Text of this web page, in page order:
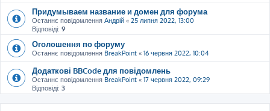
Придумываем название и домен для форума
Останнє повідомлення Андрій « 25 липня 2022, 13:00
Відповіді: 9
Оголошення по форуму
Останнє повідомлення BreakPoint « 16 червня 2022, 10:04
Додаткові BBCode для повідомлень
Останнє повідомлення BreakPoint « 17 червня 2022, 09:29
Відповіді: 3